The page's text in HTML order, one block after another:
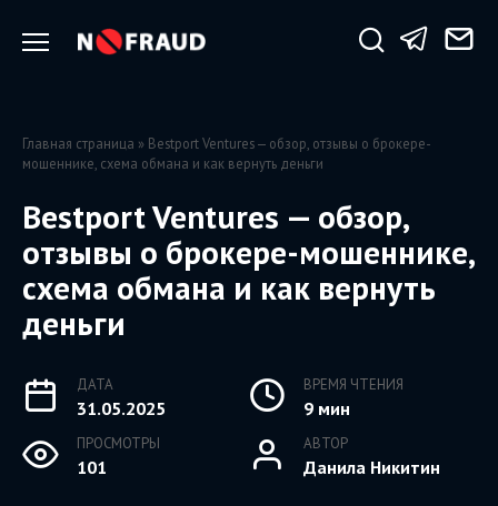
Главная страница » Bestport Ventures — обзор, отзывы о брокере-
мошеннике, схема обмана и как вернуть деньги
Bestport Ventures — обзор,
отзывы о брокере-мошеннике,
схема обмана и как вернуть
деньги
ДАТА
31.05.2025
ВРЕМЯ ЧТЕНИЯ
9 мин
ПРОСМОТРЫ
101
АВТОР
Данила Никитин